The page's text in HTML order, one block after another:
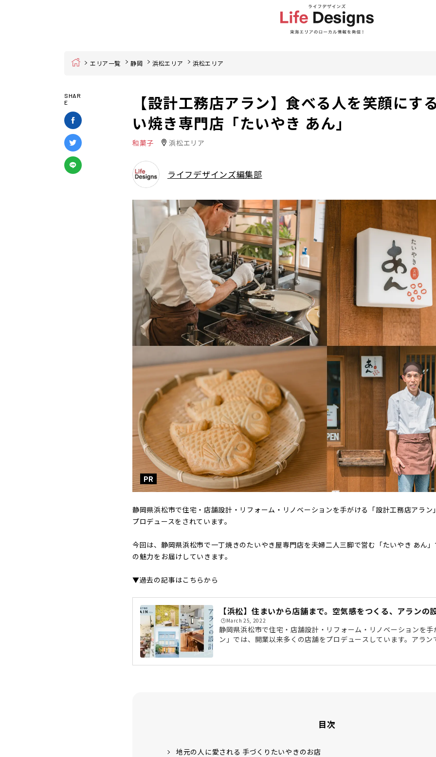
Home エリア一覧 静岡 浜松エリア 浜松エリア
SHAR
E
【設計工務店アラン】食べる人を笑顔にす
い焼き専門店「たいやき あん」
和菓子 浜松エリア
ライフデザインズ編集部
PR
静岡県浜松市で住宅・店舗設計・リフォーム・リノベーションを手がける「設計工務店アラン
プロデュースをされています。
今回は、静岡県浜松市で一丁焼きのたいやき屋専門店を夫婦二人三脚で営む「たいやき あん」
の魅力をお届けしていきます。
▼過去の記事はこちらから
【浜松】住まいから店舗まで。空気感をつくる、アランの
🕒️March 25, 2022
静岡県浜松市で住宅・店舗設計・リフォーム・リノベーションを
ン」では、開業以来多くの店舗をプロデュースしています。アラ
インテリアまで幅広い提案力で、多くの支持を得ています。
目次
地元の人に愛される 手づくりたいやきのお店